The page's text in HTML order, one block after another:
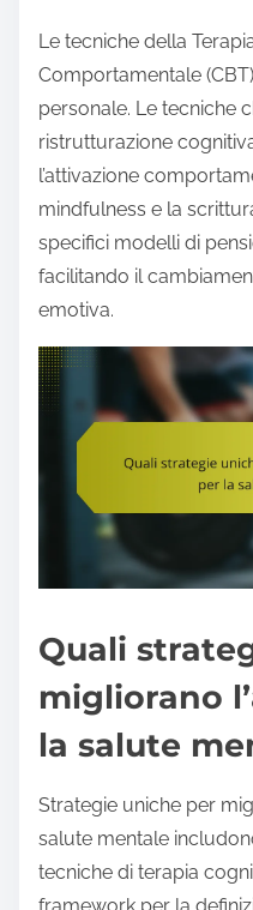
Le tecniche della
Comportamentale
personale. Le tecniche
ristrutturazione
l’attivazione
mindfulness e la
specifici modelli di
facilitando il
emotiva.
Quali
migliorano
la salute
Strategie uniche per
salute mentale
tecniche di terapia